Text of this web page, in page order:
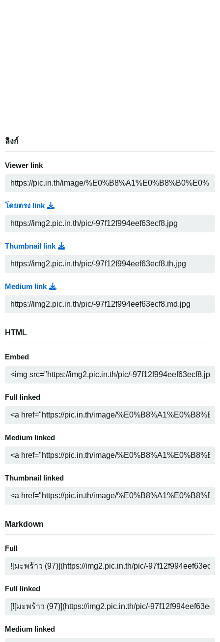
ลิงก์
Viewer link
โดยตรง link
Thumbnail link
Medium link
HTML
Embed
Full linked
Medium linked
Thumbnail linked
Markdown
Full
Full linked
Medium linked